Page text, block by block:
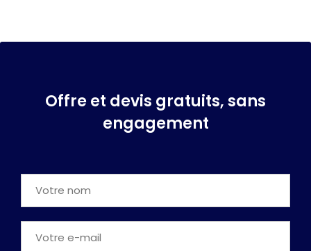
Offre et devis gratuits, sans
engagement